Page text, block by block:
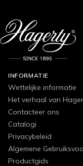
INFORMATIE
Wettelijke informatie
Het verhaal van
Contacteer ons
Catalogi
Privacybeleid
Algemene
Productgids